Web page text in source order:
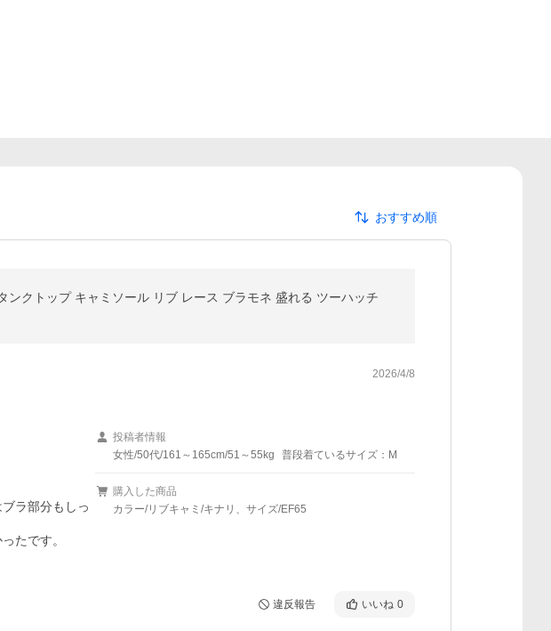
おすすめ順
ンクトップ キャミソール リブ レース ブラモネ 盛れる ツーハッチ
2026/4/8
ラ部分もしっ
たです。
投稿者情報
女性/50代/161～165cm/51～55kg
普段着ているサイズ：M
購入した商品
カラー/リブキャミ/キナリ、サイズ/EF65
違反報告 いいね 0